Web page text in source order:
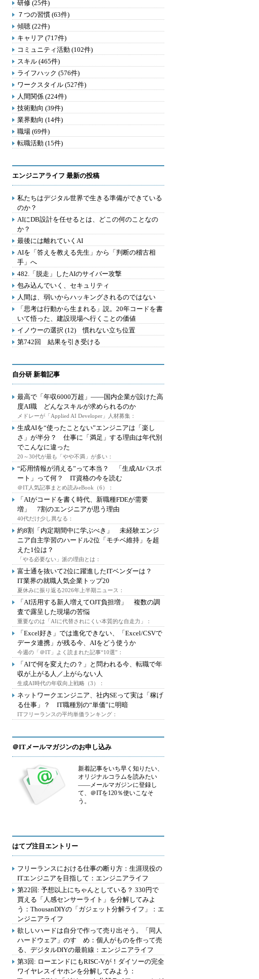
研修 (25件)
７つの習慣 (63件)
傾聴 (22件)
キャリア (717件)
コミュニティ活動 (102件)
スキル (465件)
ライフハック (576件)
ワークスタイル (527件)
人間関係 (224件)
技術動向 (39件)
業界動向 (14件)
職場 (69件)
転職活動 (15件)
エンジニアライフ 最新の投稿
私たちはデジタル世界で生きる準備ができている
のか？
AIにDB設計を任せるとは、どこの何のことなの
か？
最後には離れていくAI
AIを「答えを教える先生」から「判断の稽古相
手」へ
482.「脱走」したAIのサイバー攻撃
包み込んでいく、セキュリティ
人間は、弱いからハッキングされるのではない
「思考は行動から生まれる」説。20年コードを書
いて悟った、建設現場へ行くことの価値
イノウーの選択 (12) 慣れない立ち位置
第742回 結果を引き受ける
自分研 新着記事
最高で「年収6000万超」――国内企業が設けた高
度AI職 どんなスキルが求められるのか
メドレーが「Applied AI Developer」人材募集：
生成AIを“使ったことない”エンジニアは「楽し
さ」が半分？ 仕事に「満足」する理由は年代別
でこんなに違った
20～30代が最も「やや不満」が多い：
“応用情報が消える”って本当？ 「生成AIパスポ
ート」って何？ IT資格の今を読む
＠IT人気記事まとめ読みeBook（6）：
「AIがコードを書く時代、新職種FDEが需要
増」 7割のエンジニアが思う理由
40代だけ少し異なる：
約8割「内定期間中に学ぶべき」 未経験エンジ
ニア自主学習のハードル2位「モチベ維持」を超
えた1位は？
「やる必要ない」派の理由とは：
富士通を抜いて2位に躍進したITベンダーは？
IT業界の就職人気企業トップ20
夏休みに振り返る2026年上半期ニュース：
「AI活用する新人増えてOJT負担増」 複数の調
査で露呈した現場の苦悩
重要なのは「AIに代替されにくい本質的な自走力」：
「Excel好き」では進化できない、「Excel/CSVで
データ連携」が残る今、AIをどう使うか
今週の「＠IT」よく読まれた記事“10選”：
「AIで何を変えたの？」と問われる今、転職で年
収が上がる人／上がらない人
生成AI時代の年収向上戦略（3）：
ネットワークエンジニア、社内SEって実は「稼げ
る仕事」？ IT職種別の“単価”に明暗
ITフリーランスの平均単価ランキング：
＠ITメールマガジンのお申し込み
新着記事をいち早く知りたい、
オリジナルコラムを読みたい
――メールマガジンに登録し
て、＠ITを120％使いこなそ
う。
はてブ注目エントリー
フリーランスにおける仕事の断り方：生涯現役の
ITエンジニアを目指して：エンジニアライフ
第22回: 予想以上にちゃんとしている？ 330円で
買える「人感センサーライト」を分解してみよ
う：ThousanDIYの「ガジェット分解ライフ」：エ
ンジニアライフ
欲しいハードは自分で作って売り出そう。「同人
ハードウェア」のすゝめ：個人がものを作って売
る、デジタルDIYの最前線：エンジニアライフ
第3回: ローエンドにもRISC-Vが！ダイソーの完全
ワイヤレスイヤホンを分解してみよう：